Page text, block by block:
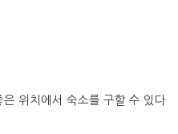
위치에서 숙소를 구할 수 있다